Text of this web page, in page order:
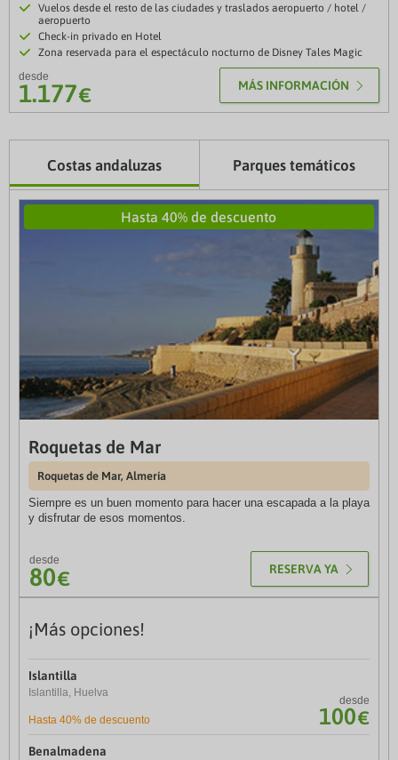
Vuelos desde el resto de las ciudades y traslados aeropuerto / hotel /
aeropuerto
Check-in privado en Hotel
Zona reservada para el espectáculo nocturno de Disney Tales Magic
desde
1.177€ MÁS INFORMACIÓN
Costas andaluzas Parques temáticos
Hasta 40% de descuento
Roquetas de Mar
Roquetas de Mar, Almería
Siempre es un buen momento para hacer una escapada a la playa
y disfrutar de esos momentos.
desde
80€ RESERVA YA
¡Más opciones!
Islantilla
Islantilla, Huelva
Hasta 40% de descuento
desde
100€
Benalmadena
Regalo Exclusivo
Disneyland Resort París
Vuelo+ Hotel Disney + Entradas
Disfruta de un encuentro con tus Personajes Disney favoritos,
espectáculos, cabalgatas y mucho más. ¡Reserva ya tu próximo
desde
919
4 días / 3 noches
RESERVA YA
4 PortAventura World
@ Entradas incluidas
PortAventura Hotel PortAventura